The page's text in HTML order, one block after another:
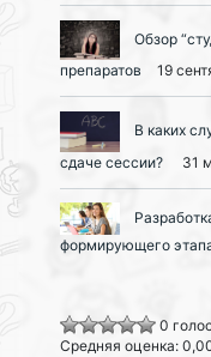
Обзор
препаратов
19
В каких
сдаче сессии?
31
формирующего
0
Средняя оценка: